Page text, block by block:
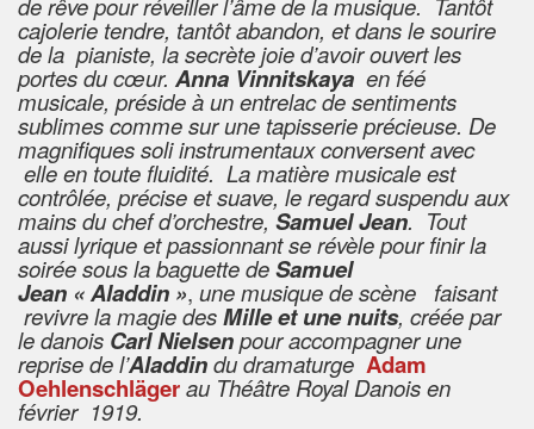
de rêve pour réveiller l’âme de la musique. Tantôt
cajolerie tendre, tantôt abandon, et dans le sourire
de la pianiste, la secrète joie d’avoir ouvert les
portes du cœur. Anna Vinnitskaya en féé
musicale, préside à un entrelac de sentiments
sublimes comme sur une tapisserie précieuse. De
magnifiques soli instrumentaux conversent avec
elle en toute fluidité. La matière musicale est
contrôlée, précise et suave, le regard suspendu aux
mains du chef d’orchestre, Samuel Jean. Tout
aussi lyrique et passionnant se révèle pour finir la
soirée sous la baguette deSamuel
Jean « Aladdin », une musique de scène faisant
revivre la magie desMille et une nuits, créée par
le danois Carl Nielsenpour accompagner une
reprise de l’Aladdindu dramaturge Adam
Oehlenschlägerau Théâtre Royal Danois en
février 1919.